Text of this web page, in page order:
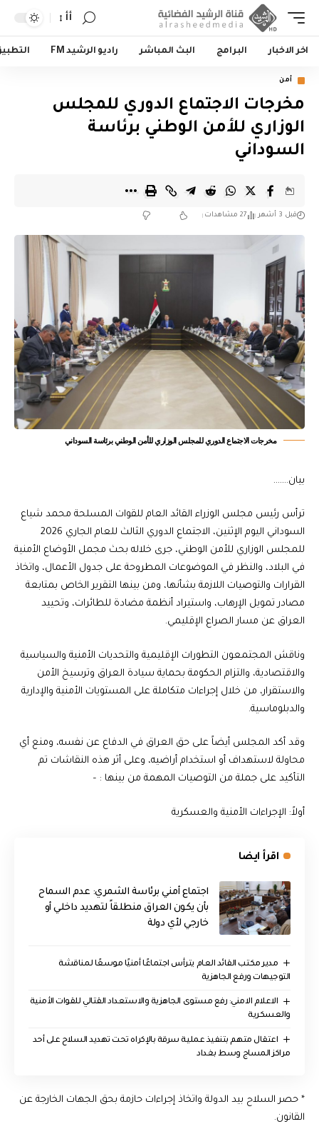
أأ
اخر الاخبار البرامج البث المباشر راديو الرشيد FM
أمن
مخرجات الاجتماع الدوري للمجلس
الوزاري للأمن الوطني برئاسة
السوداني
قبل 3 أشهر 27 مشاهدات
مخرجات الاجتماع الدوري للمجلس الوزاري للأمن الوطني برئاسة السوداني
بيان…….
ترأس رئيس مجلس الوزراء القائد العام للقوات المسلحة محمد شياع
السوداني اليوم الإثنين، الاجتماع الدوري الثالث للعام الجاري 2026
للمجلس الوزاري للأمن الوطني، جرى خلاله بحث مجمل الأوضاع الأمنية
في البلاد، والنظر في الموضوعات المطروحة على جدول الأعمال، واتخاذ
القرارات والتوصيات اللازمة بشأنها، ومن بينها التقرير الخاص بمتابعة
مصادر تمويل الإرهاب، واستيراد أنظمة مضادة للطائرات، وتحييد
العراق عن مسار الصراع الإقليمي.
وناقش المجتمعون التطورات الإقليمية والتحديات الأمنية والسياسية
والاقتصادية، والتزام الحكومة بحماية سيادة العراق وترسيخ الأمن
والاستقرار، من خلال إجراءات متكاملة على المستويات الأمنية والإدارية
والدبلوماسية.
وقد أكد المجلس أيضاً على حق العراق في الدفاع عن نفسه، ومنع أي
محاولة لاستهداف أو استخدام أراضيه، وعلى أثر هذه النقاشات تم
التأكيد على جملة من التوصيات المهمة من بينها : –
أولاً: الإجراءات الأمنية والعسكرية
اقرأ ايضا
اجتماع أمني برئاسة الشمري: عدم السماح
بأن يكون العراق منطلقاً لتهديد داخلي أو
خارجي لأي دولة
مدير مكتب القائد العام يترأس اجتماعًا أمنيًا موسعًا لمناقشة
التوجيهات ورفع الجاهزية
الاعلام الامني: رفع مستوى الجاهزية والاستعداد القتالي للقوات الأمنية
والعسكرية
اعتقال متهم بتنفيذ عملية سرقة بالإكراه تحت تهديد السلاح على أحد
مراكز المساج وسط بغداد
* حصر السلاح بيد الدولة واتخاذ إجراءات حازمة بحق الجهات الخارجة عن
القانون.